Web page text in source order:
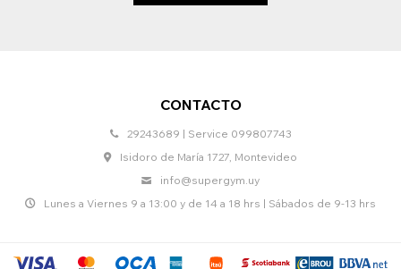
CONTACTO
29243689 | Service 099807743
Isidoro de María 1727, Montevideo
info@supergym.uy
Lunes a Viernes 9 a 13:00 y de 14 a 18 hrs | Sábados de 9-13 hrs